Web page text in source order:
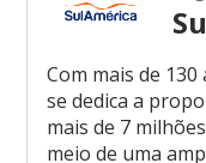
Com mais de
se dedica a
mais de 7
meio de uma